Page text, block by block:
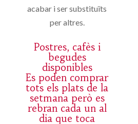
acabar i ser substituïts
per altres.
Postres, cafès i
begudes
disponibles
Es poden comprar
tots els plats de la
setmana però es
rebran cada un al
dia que toca